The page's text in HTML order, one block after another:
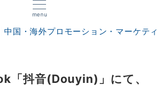
menu
「抖音(Douyin)」にて、